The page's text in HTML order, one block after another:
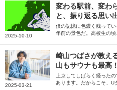
2025-10-10
変わる駅前、変わ
と、振り返る思い
僕の記憶に色濃く残って
年前の景色だ。高校生の頃
らないものについて綴っ
2025-03-21
崎山つばさが教え
山もサウナも最高
上京してしばらく経った
あります。だからこそ、